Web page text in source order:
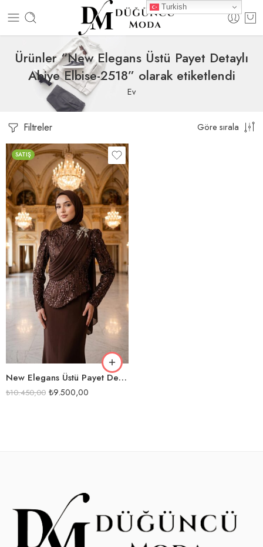
Ürünler “New Elegans Üstü Payet Detaylı
Abiye Elbise-2518” olarak etiketlendi
Ev
Filtreler Göre sırala
SATIŞ
New Elegans Üstü Payet Detaylı Abiye Elbise-2518
₺10.450,00 ₺9.500,00
KAHVE
SİYAH
Turkish